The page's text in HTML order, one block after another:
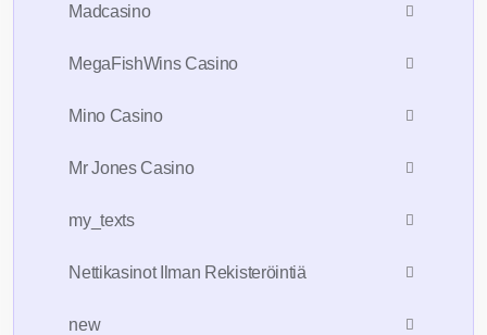
Madcasino
MegaFishWins Casino
Mino Casino
Mr Jones Casino
my_texts
Nettikasinot Ilman Rekisteröintiä
new